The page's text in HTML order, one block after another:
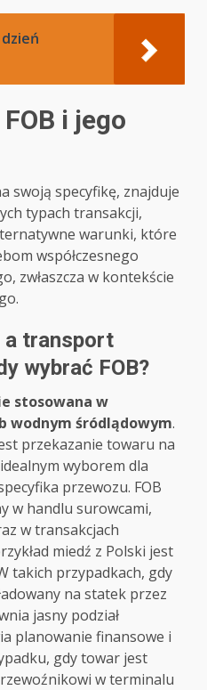
i jego
swoją specyfikę, znajduje
typach transakcji,
warunki, które
współczesnego
zwłaszcza w kontekście
transport
wybrać FOB?
stosowana w
wodnym śródlądowym.
przekazanie towaru na
wyborem dla
przewozu. FOB
w handlu surowcami,
w transakcjach
miedź z Polski jest
takich przypadkach, gdy
na statek przez
jasny podział
planowanie finansowe i
gdy towar jest
w terminalu